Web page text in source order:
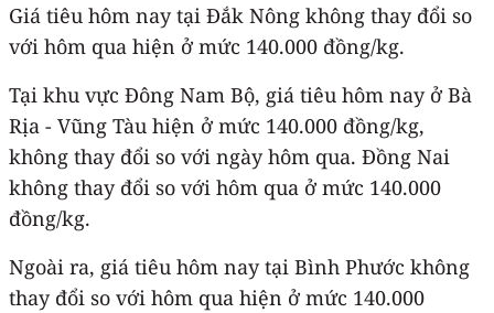
Giá tiêu hôm nay tại Đắk Nông không thay đổi so
với hôm qua hiện ở mức 140.000 đồng/kg.
Tại khu vực Đông Nam Bộ, giá tiêu hôm nay ở Bà
Rịa - Vũng Tàu hiện ở mức 140.000 đồng/kg,
không thay đổi so với ngày hôm qua. Đồng Nai
không thay đổi so với hôm qua ở mức 140.000
đồng/kg.
Ngoài ra, giá tiêu hôm nay tại Bình Phước không
thay đổi so với hôm qua hiện ở mức 140.000